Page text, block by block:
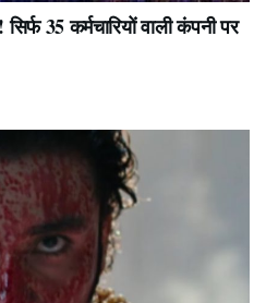
35 कर्मचारियों वाली कंपनी पर